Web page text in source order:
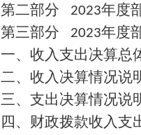
第二部分 2023年度
第三部分 2023年度
一、收入支出决算总
二、收入决算情况说
三、支出决算情况说
四、财政拨款收入支